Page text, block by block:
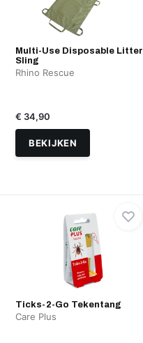
Multi-Use Disposable Litter
Sling
Rhino Rescue
€ 34,90
BEKIJKEN
Ticks-2-Go Tekentang
Care Plus